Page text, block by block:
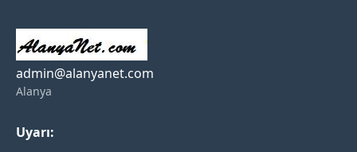
admin@alanyanet.com
Alanya
Uyarı: